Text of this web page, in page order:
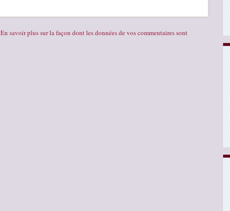
En savoir plus sur la façon dont les données de vos commentaires sont